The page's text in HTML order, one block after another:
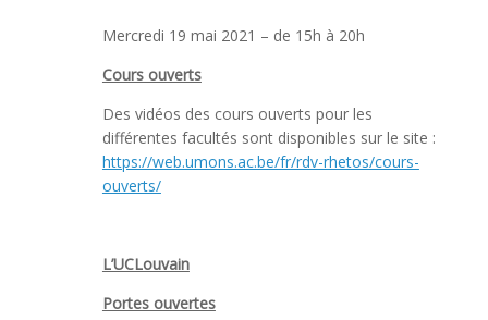
Mercredi 19 mai 2021 – de 15h à 20h
Cours ouverts
Des vidéos des cours ouverts pour les
différentes facultés sont disponibles sur le site :
https://web.umons.ac.be/fr/rdv-rhetos/cours-
ouverts/
L’UCLouvain
Portes ouvertes